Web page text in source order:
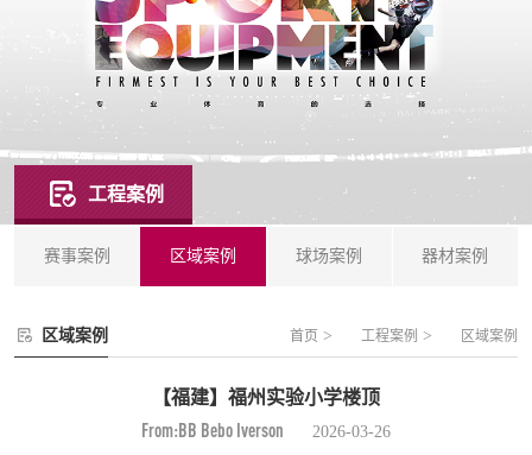
工程案例
赛事案例 区域案例 球场案例 器材案例
区域案例 首页 > 工程案例 > 区域案例
【福建】福州实验小学楼顶
From:BB Bebo Iverson 2026-03-26